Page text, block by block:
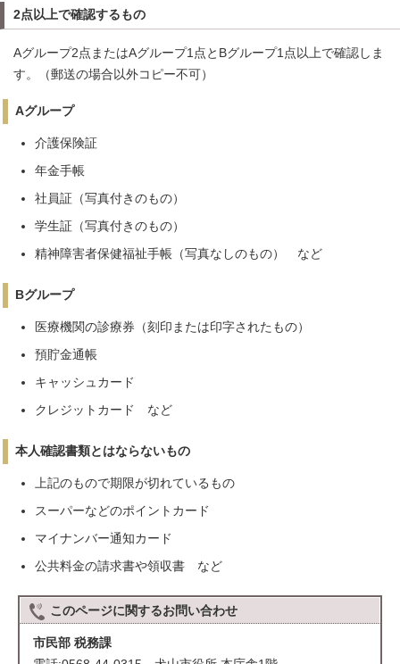
2点以上で確認するもの
Aグループ2点またはAグループ1点とBグループ1点以上で確認しま
す。（郵送の場合以外コピー不可）
Aグループ
介護保険証
年金手帳
社員証（写真付きのもの）
学生証（写真付きのもの）
精神障害者保健福祉手帳（写真なしのもの） など
Bグループ
医療機関の診療券（刻印または印字されたもの）
預貯金通帳
キャッシュカード
クレジットカード など
本人確認書類とはならないもの
上記のもので期限が切れているもの
スーパーなどのポイントカード
マイナンバー通知カード
公共料金の請求書や領収書 など
このページに関するお問い合わせ
市民部 税務課